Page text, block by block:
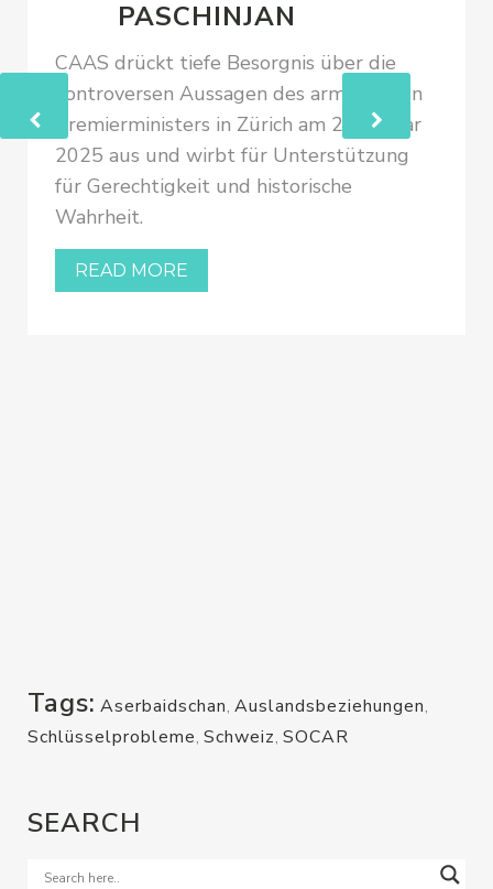
PASCHINJAN
CAAS drückt tiefe Besorgnis über die
kontroversen Aussagen des armenischen
Premierministers in Zürich am 24. Januar
2025 aus und wirbt für Unterstützung
für Gerechtigkeit und historische
Wahrheit.
READ MORE
Tags: Aserbaidschan, Auslandsbeziehungen,
Schlüsselprobleme, Schweiz, SOCAR
SEARCH